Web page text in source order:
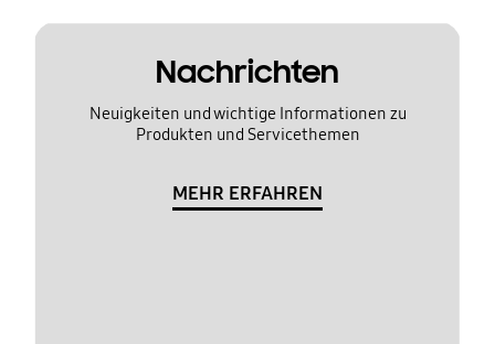
Nachrichten
Neuigkeiten und wichtige Informationen zu
Produkten und Servicethemen
MEHR ERFAHREN